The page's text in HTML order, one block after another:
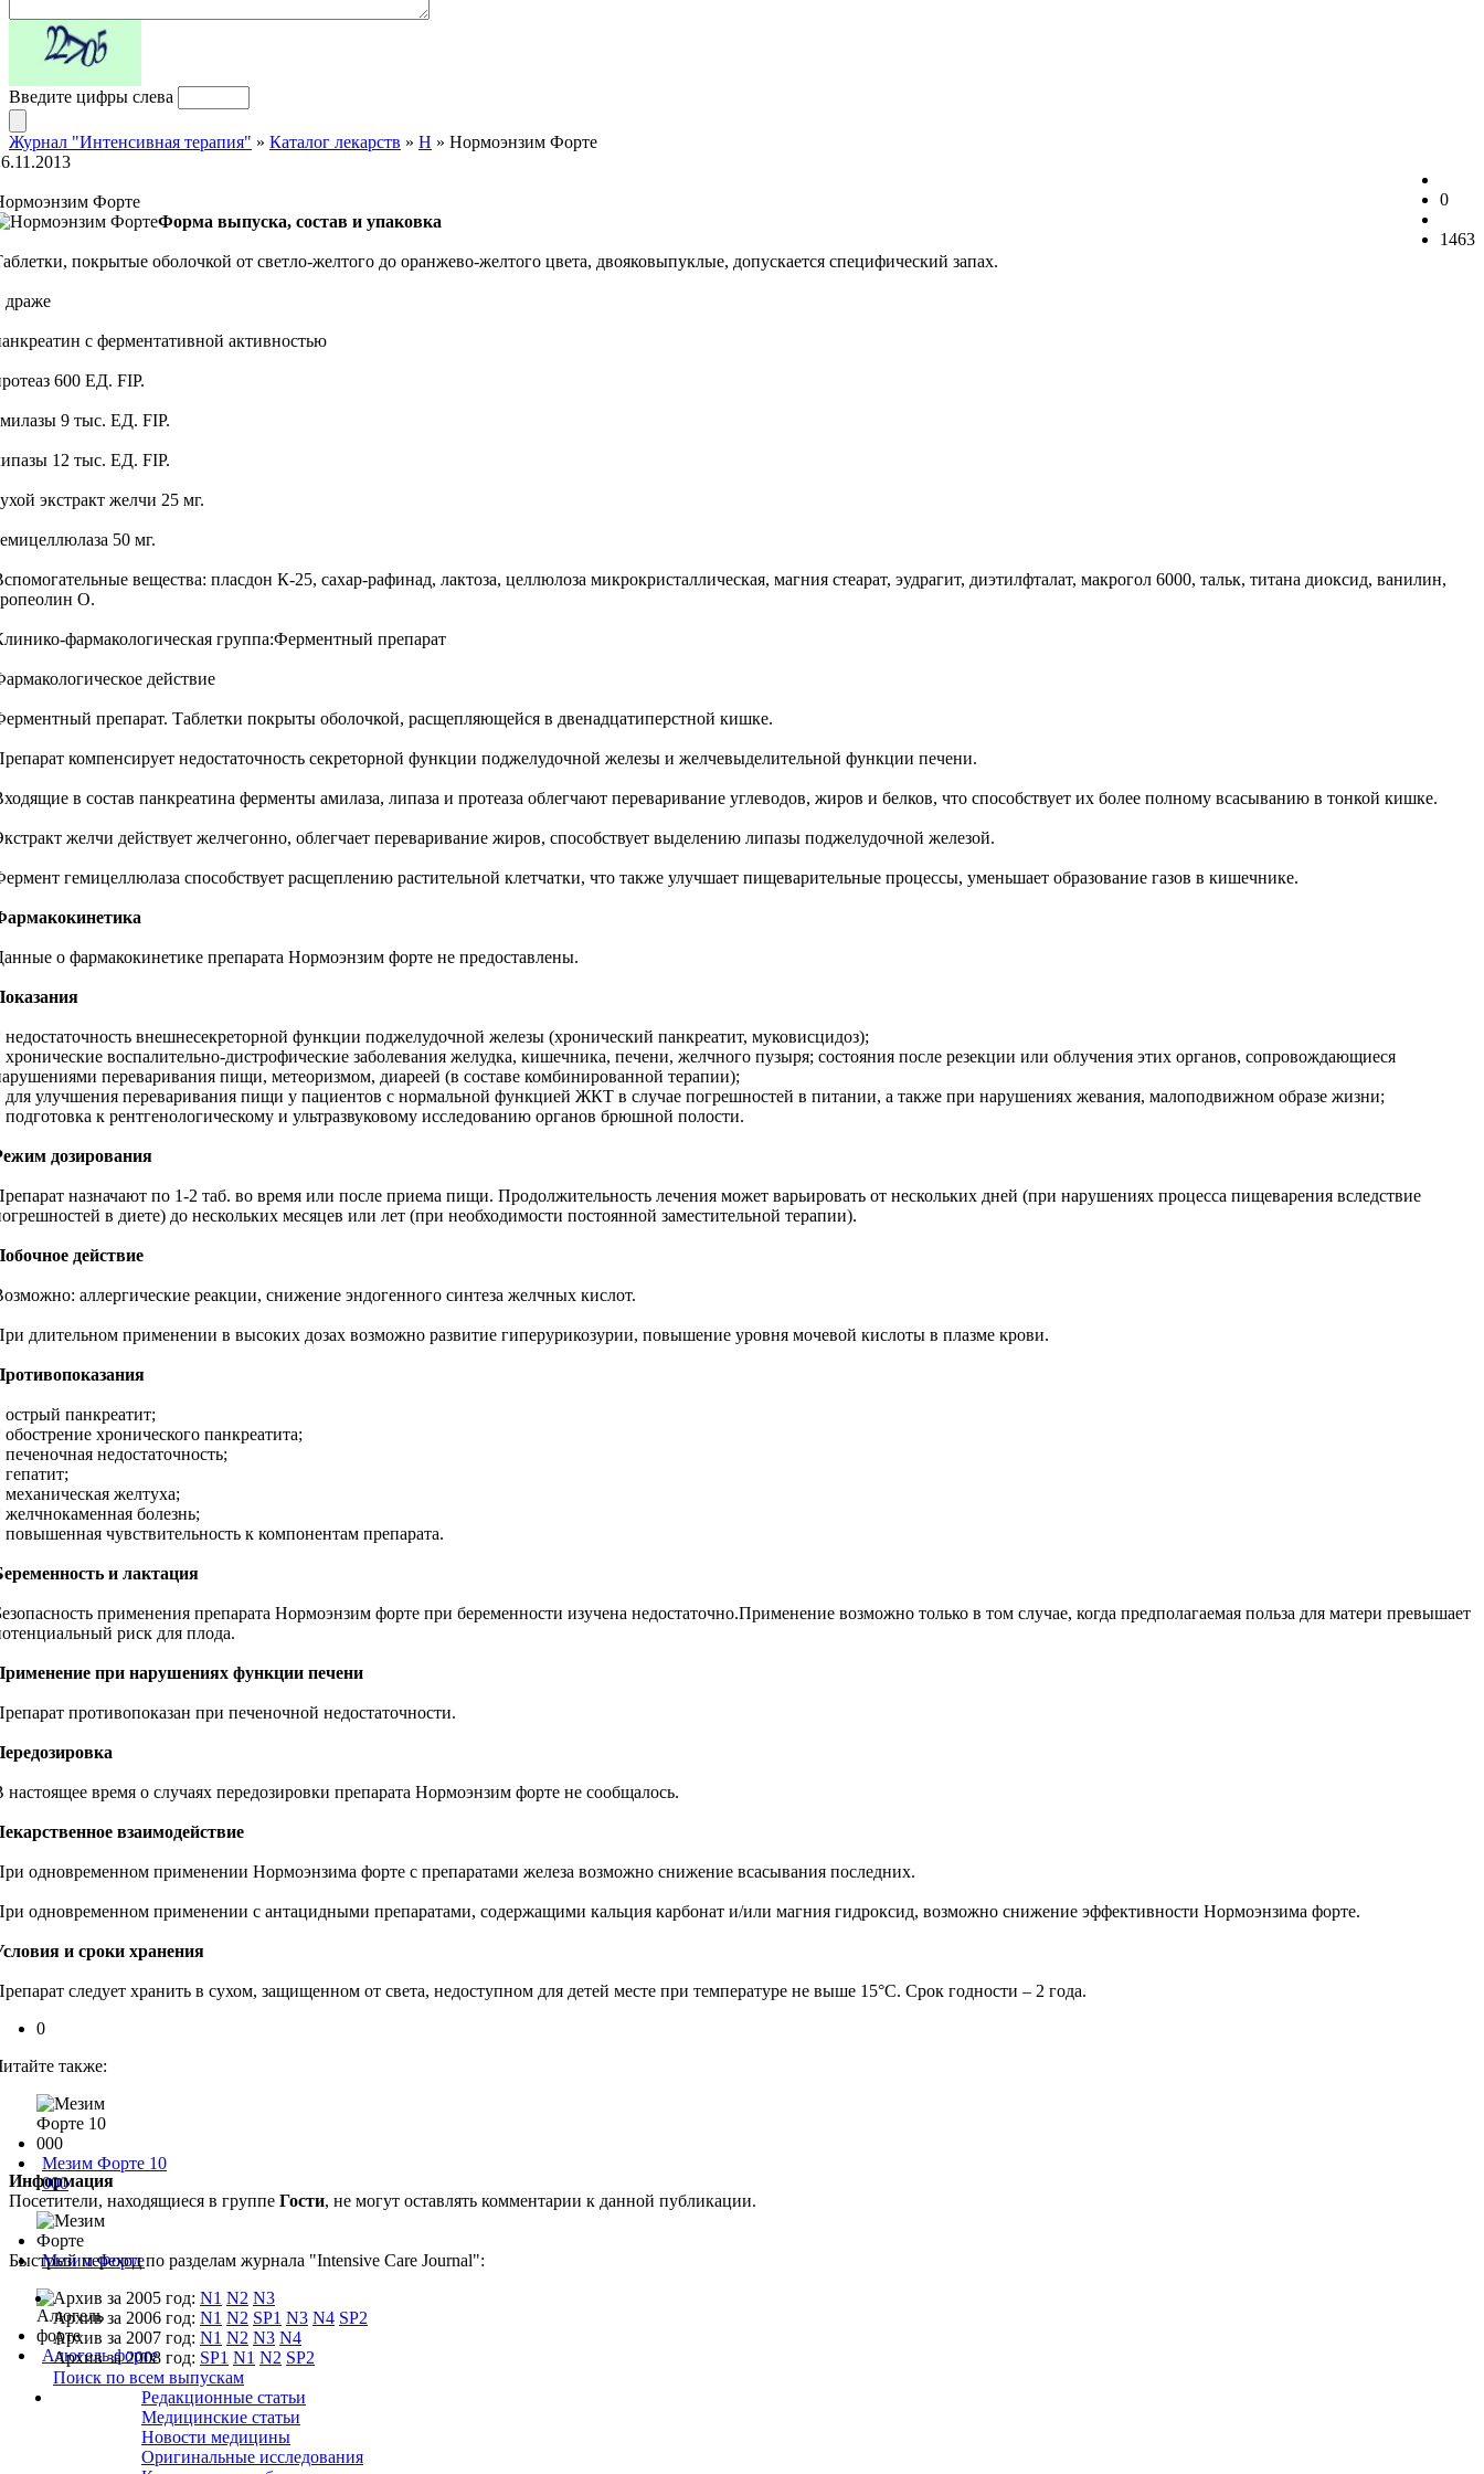
Введите цифры слева
Журнал "Интенсивная терапия" » Каталог лекарств » Н » Нормоэнзим Форте
0
1463
Форте
Форма выпуска, состав и упаковка
покрытые оболочкой от светло-желтого до оранжево-желтого цвета, двояковыпуклые, допускается специфический запах.
драже
с ферментативной активностью
600 ЕД. FIP.
9 тыс. ЕД. FIP.
12 тыс. ЕД. FIP.
экстракт желчи 25 мг.
50 мг.
вещества: пласдон К-25, сахар-рафинад, лактоза, целлюлоза микрокристаллическая, магния стеарат, эудрагит, диэтилфталат, макрогол 6000, тальк, титана диоксид, ванилин,
О.
фармакологическая группа:Ферментный препарат
действие
препарат. Таблетки покрыты оболочкой, расщепляющейся в двенадцатиперстной кишке.
компенсирует недостаточность секреторной функции поджелудочной железы и желчевыделительной функции печени.
в состав панкреатина ферменты амилаза, липаза и протеаза облегчают переваривание углеводов, жиров и белков, что способствует их более полному всасыванию в тонкой кишке.
желчи действует желчегонно, облегчает переваривание жиров, способствует выделению липазы поджелудочной железой.
гемицеллюлаза способствует расщеплению растительной клетчатки, что также улучшает пищеварительные процессы, уменьшает образование газов в кишечнике.
о фармакокинетике препарата Нормоэнзим форте не предоставлены.
недостаточность внешнесекреторной функции поджелудочной железы (хронический панкреатит, муковисцидоз);
хронические воспалительно-дистрофические заболевания желудка, кишечника, печени, желчного пузыря; состояния после резекции или облучения этих органов, сопровождающиеся
переваривания пищи, метеоризмом, диареей (в составе комбинированной терапии);
для улучшения переваривания пищи у пациентов с нормальной функцией ЖКТ в случае погрешностей в питании, а также при нарушениях жевания, малоподвижном образе жизни;
к рентгенологическому и ультразвуковому исследованию органов брюшной полости.
дозирования
назначают по 1-2 таб. во время или после приема пищи. Продолжительность лечения может варьировать от нескольких дней (при нарушениях процесса пищеварения вследствие
в диете) до нескольких месяцев или лет (при необходимости постоянной заместительной терапии).
действие
аллергические реакции, снижение эндогенного синтеза желчных кислот.
длительном применении в высоких дозах возможно развитие гиперурикозурии, повышение уровня мочевой кислоты в плазме крови.
острый панкреатит;
хронического панкреатита;
недостаточность;
желтуха;
желчнокаменная болезнь;
повышенная чувствительность к компонентам препарата.
и лактация
применения препарата Нормоэнзим форте при беременности изучена недостаточно.Применение возможно только в том случае, когда предполагаемая польза для матери превышает
риск для плода.
при нарушениях функции печени
противопоказан при печеночной недостаточности.
настоящее время о случаях передозировки препарата Нормоэнзим форте не сообщалось.
взаимодействие
одновременном применении Нормоэнзима форте с препаратами железа возможно снижение всасывания последних.
одновременном применении с антацидными препаратами, содержащими кальция карбонат и/или магния гидроксид, возможно снижение эффективности Нормоэнзима форте.
и сроки хранения
следует хранить в сухом, защищенном от света, недоступном для детей месте при температуре не выше 15°С. Срок годности – 2 года.
0
также:
Мезим Форте 10
000
Мезим Форте
Алюгель форте
Информация
Посетители, находящиеся в группе Гости, не могут оставлять комментарии к данной публикации.
Быстрый переход по разделам журнала "Intensive Care Journal":
Архив за 2005 год: N1 N2 N3
Архив за 2006 год: N1 N2 SP1 N3 N4 SP2
Архив за 2007 год: N1 N2 N3 N4
Архив за 2008 год: SP1 N1 N2 SP2
Поиск по всем выпускам
Редакционные статьи
Медицинские статьи
Новости медицины
Оригинальные исследования